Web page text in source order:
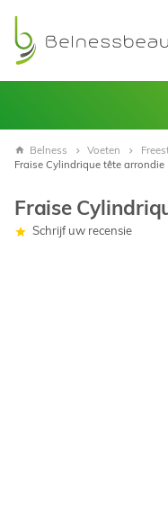
Belness Voeten
Fraise Cylindrique tête arrondie
Fraise
Schrijf uw recensie